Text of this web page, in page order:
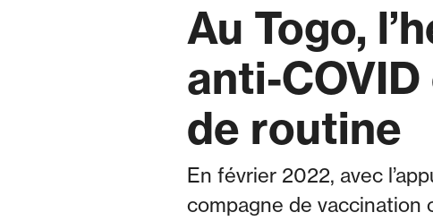
Au Togo,
anti-
de routine
En février 2022, avec
compagne de vaccination